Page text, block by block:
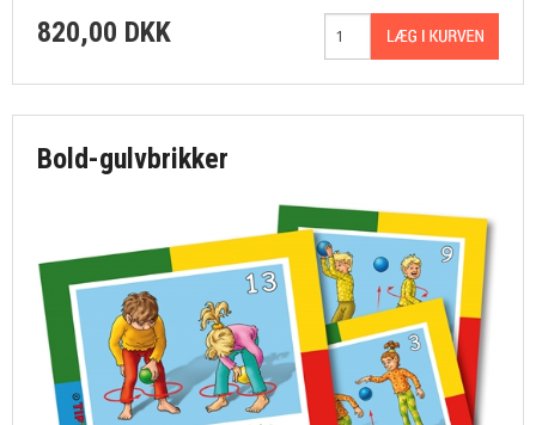
820,00 DKK
Bold-gulvbrikker